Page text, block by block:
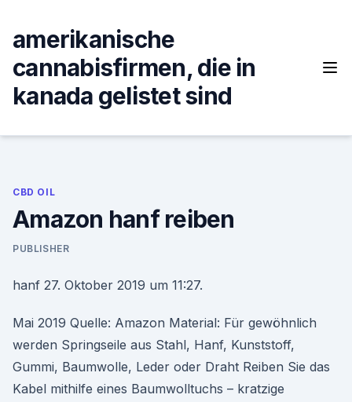
content
amerikanische
cannabisfirmen, die in
kanada gelistet sind
CBD OIL
Amazon hanf reiben
PUBLISHER
hanf 27. Oktober 2019 um 11:27.
Mai 2019 Quelle: Amazon Material: Für gewöhnlich
werden Springseile aus Stahl, Hanf, Kunststoff,
Gummi, Baumwolle, Leder oder Draht Reiben Sie das
Kabel mithilfe eines Baumwolltuchs – kratzige